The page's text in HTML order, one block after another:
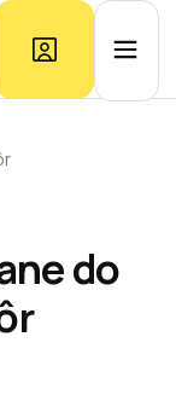
kancelárií
trhu
do